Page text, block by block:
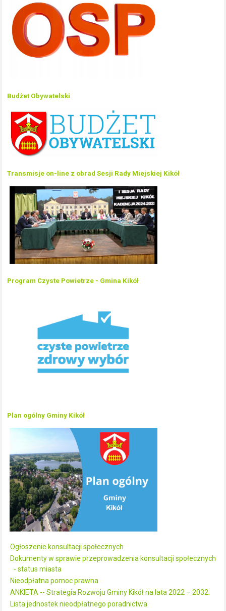
Budżet Obywatelski
Transmisje on-line z obrad Sesji Rady Miejskiej Kikół
Program Czyste Powietrze - Gmina Kikół
Plan ogólny Gminy Kikół
Ogłoszenie konsultacji społecznych
Dokumenty w sprawie przeprowadzenia konsultacji społecznych
- status miasta
Nieodpłatna pomoc prawna
ANKIETA -- Strategia Rozwoju Gminy Kikół na lata 2022 – 2032.
Lista jednostek nieodpłatnego poradnictwa